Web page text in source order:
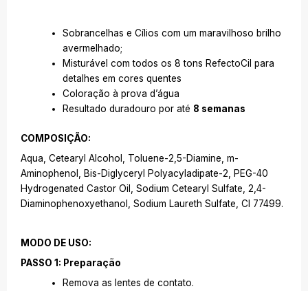
Sobrancelhas e Cílios com um maravilhoso brilho
avermelhado;
Misturável com todos os 8 tons RefectoCil para
detalhes em cores quentes
Coloração à prova d’água
Resultado duradouro por até 8 semanas
COMPOSIÇÃO:
Aqua, Cetearyl Alcohol, Toluene-2,5-Diamine, m-
Aminophenol, Bis-Diglyceryl Polyacyladipate-2, PEG-40
Hydrogenated Castor Oil, Sodium Cetearyl Sulfate, 2,4-
Diaminophenoxyethanol, Sodium Laureth Sulfate, CI 77499.
MODO DE USO:
PASSO 1: Preparação
Remova as lentes de contato.